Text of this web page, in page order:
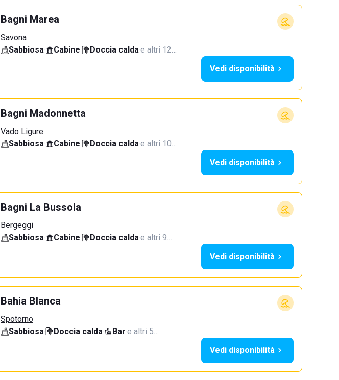
Bagni Marea
Savona
Sabbiosa· Cabine· Doccia calda·e altri 12…
Vedi disponibilità
Bagni Madonnetta
Vado Ligure
Sabbiosa· Cabine· Doccia calda·e altri 10…
Vedi disponibilità
Bagni La Bussola
Bergeggi
Sabbiosa· Cabine· Doccia calda·e altri 9…
Vedi disponibilità
Bahia Blanca
Spotorno
Sabbiosa· Doccia calda· Bar·e altri 5…
Vedi disponibilità